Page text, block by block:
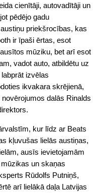
cienītāji, autovadītāji un
pēdējo gadu
priekšrocības, kas
ir īpaši ērtas, esot
mūziku, bet arī esot
vadot auto, atbildētu uz
izvēlas
ikvakara skrējienā,
dalās Rinalds
kur līdz ar Beats
kļuvušas lielās austiņas,
ausīs ievietojamām
un skaņas
Rūdolfs Putniņš,
arī lielākā daļa Latvijas